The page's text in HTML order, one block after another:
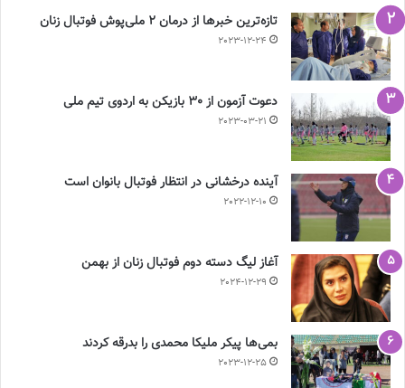
تازه‌ترین خبرها از درمان ۲ ملی‌پوش فوتبال زنان
2023-12-24
دعوت آزمون از 30 بازیکن به اردوی تیم ملی
2023-03-21
آینده درخشانی در انتظار فوتبال بانوان است
2022-12-10
آغاز لیگ دسته دوم فوتبال زنان از بهمن
2024-12-29
بمی‌ها پیکر ملیکا محمدی را بدرقه کردند
2023-12-25